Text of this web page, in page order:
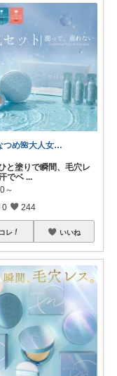
なつめ🌺大人女子のお悩み美容🫧
と塗りで瞬間、毛穴レ
でベ ...
～
0 244
コレ いいね